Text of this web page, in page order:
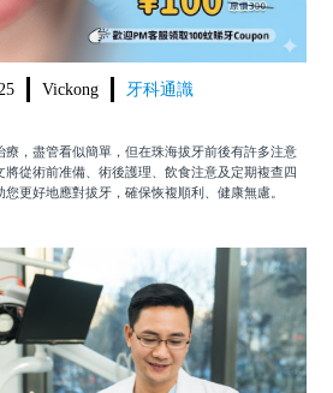
Vickong 牙科通識
，盡管看似簡單，但在珠海拔牙前後有許多注意
從術前准備、術後護理、飲食注意及定期複查四
更好地應對拔牙，確保恢複順利、健康無慮。